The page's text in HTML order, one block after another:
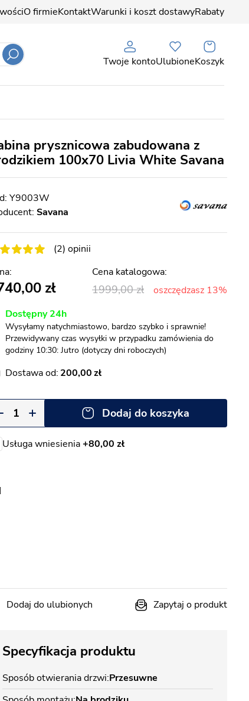
O firmieKontaktWarunki i koszt dostawyRabaty
Twoje kontoUlubioneKoszyk
prysznicowa zabudowana z
100x70 Livia White Savana
Y9003W
Savana
(2) opinii
1999,00
oszczędzasz 13%
Dostępny 24h
Wysyłamy natychmiastowo, bardzo szybko i sprawnie!
Przewidywany czas wysyłki w przypadku zamówienia do
godziny 10:30: Jutro (dotyczy dni roboczych)
Dostawa od: 200,00
Dodaj do koszyka
Usługa wniesienia+80,00 zł
Dodaj do ulubionych Zapytaj o produkt
Specyfikacja produktu
Sposób otwierania drzwi Przesuwne